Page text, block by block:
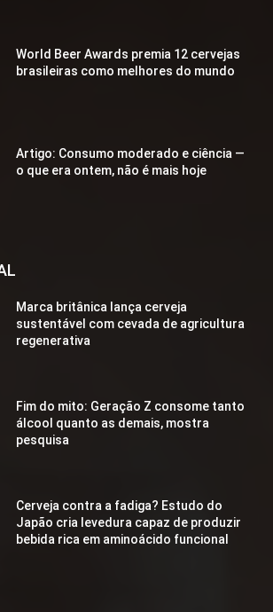
World Beer Awards premia 12 cervejas
brasileiras como melhores do mundo
Artigo: Consumo moderado e ciência —
o que era ontem, não é mais hoje
Marca britânica lança cerveja
sustentável com cevada de agricultura
regenerativa
Fim do mito: Geração Z consome tanto
álcool quanto as demais, mostra
pesquisa
Cerveja contra a fadiga? Estudo do
Japão cria levedura capaz de produzir
bebida rica em aminoácido funcional